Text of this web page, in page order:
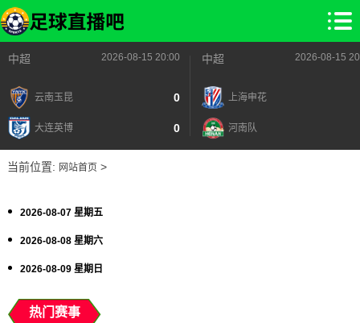
中超 2026-08-15 20:00
云南玉昆 0
大连英博 0
中超 2026-08-15
上海申花
河南队
当前位置: 网站首页>
2026-08-07 星期五
2026-08-08 星期六
2026-08-09 星期日
热门赛事